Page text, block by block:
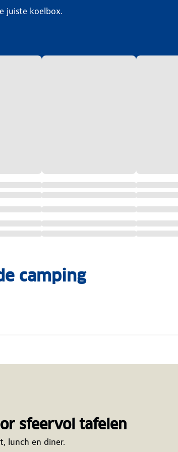
juiste koelbox.
camping
sfeervol tafelen
lunch en diner.